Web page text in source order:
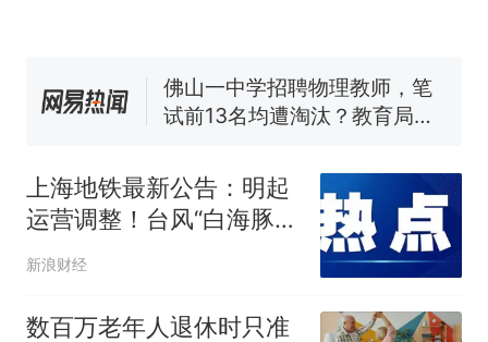
已叫停招聘，成立调查组全面
核查
“不建议大家买深色蛋糕”上热
搜，网友：天塌了！
因老师一句“跟我回家”改写了
人生
上海地铁最新公告：明起
运营调整！台风“白海豚”
逼近，部分高铁临时停运
新浪财经
数百万老年人退休时只准